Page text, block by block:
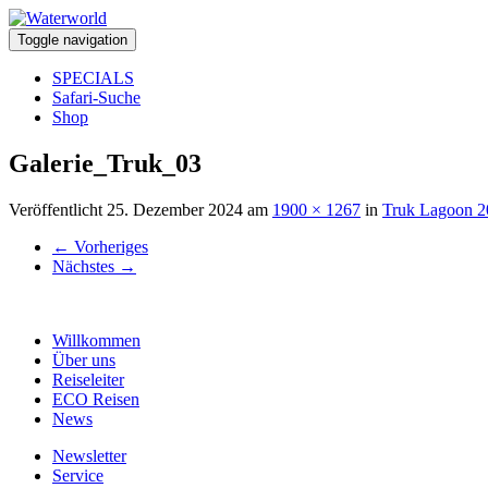
Toggle navigation
SPECIALS
Safari-Suche
Shop
Galerie_Truk_03
Veröffentlicht 25. Dezember 2024 am 1900 × 1267 in Truk Lagoon
← Vorheriges
Nächstes →
Willkommen
Über uns
Reiseleiter
ECO Reisen
News
Newsletter
Service